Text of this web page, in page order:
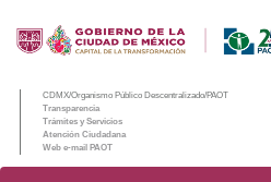
CDMX/Organismo Público Descentralizado/PAOT
Transparencia
Trámites y Servicios
Atención Ciudadana
Web e-mail PAOT